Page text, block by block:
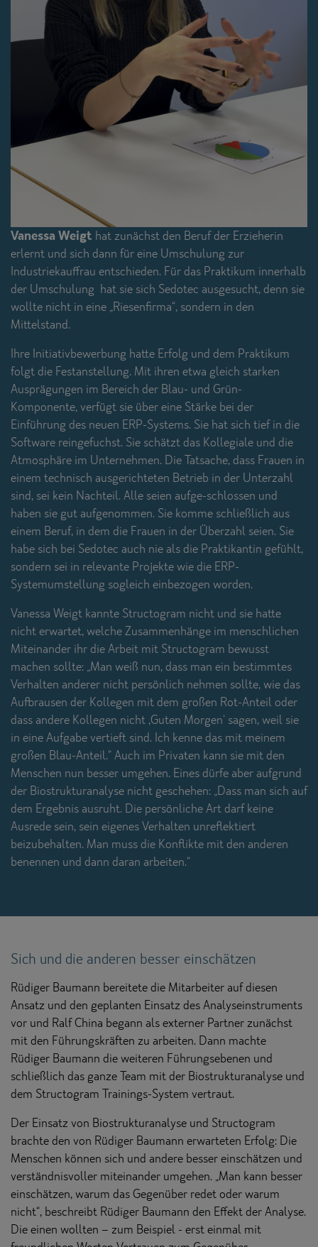
Vanessa Weigt hat zunächst den Beruf der Erzieherin
erlernt und sich dann für eine Umschulung zur
Industriekauffrau entschieden. Für das Praktikum innerhalb
der Umschulung hat sie sich Sedotec ausgesucht, denn sie
wollte nicht in eine „Riesenfirma“, sondern in den
Mittelstand.
Ihre Initiativbewerbung hatte Erfolg und dem Praktikum
folgt die Festanstellung. Mit ihren etwa gleich starken
Ausprägungen im Bereich der Blau- und Grün-
Komponente, verfügt sie über eine Stärke bei der
Einführung des neuen ERP-Systems. Sie hat sich tief in die
Software reingefuchst. Sie schätzt das Kollegiale und die
Atmosphäre im Unternehmen. Die Tatsache, dass Frauen in
einem technisch ausgerichteten Betrieb in der Unterzahl
sind, sei kein Nachteil. Alle seien aufge-schlossen und
haben sie gut aufgenommen. Sie komme schließlich aus
einem Beruf, in dem die Frauen in der Überzahl seien. Sie
habe sich bei Sedotec auch nie als die Praktikantin gefühlt,
sondern sei in relevante Projekte wie die ERP-
Systemumstellung sogleich einbezogen worden.
Vanessa Weigt kannte Structogram nicht und sie hatte
nicht erwartet, welche Zusammenhänge im menschlichen
Miteinander ihr die Arbeit mit Structogram bewusst
machen sollte: „Man weiß nun, dass man ein bestimmtes
Verhalten anderer nicht persönlich nehmen sollte, wie das
Aufbrausen der Kollegen mit dem großen Rot-Anteil oder
dass andere Kollegen nicht ,Guten Morgen‘ sagen, weil sie
in eine Aufgabe vertieft sind. Ich kenne das mit meinem
großen Blau-Anteil.“ Auch im Privaten kann sie mit den
Menschen nun besser umgehen. Eines dürfe aber aufgrund
der Biostrukturanalyse nicht geschehen: „Dass man sich auf
dem Ergebnis ausruht. Die persönliche Art darf keine
Ausrede sein, sein eigenes Verhalten unreflektiert
beizubehalten. Man muss die Konflikte mit den anderen
benennen und dann daran arbeiten.“
Sich und die anderen besser einschätzen
Rüdiger Baumann bereitete die Mitarbeiter auf diesen
Ansatz und den geplanten Einsatz des Analyseinstruments
vor und Ralf China begann als externer Partner zunächst
mit den Führungskräften zu arbeiten. Dann machte
Rüdiger Baumann die weiteren Führungsebenen und
schließlich das ganze Team mit der Biostrukturanalyse und
dem Structogram Trainings-System vertraut.
Der Einsatz von Biostrukturanalyse und Structogram
brachte den von Rüdiger Baumann erwarteten Erfolg: Die
Menschen können sich und andere besser einschätzen und
verständnisvoller miteinander umgehen. „Man kann besser
einschätzen, warum das Gegenüber redet oder warum
nicht“, beschreibt Rüdiger Baumann den Effekt der Analyse.
Die einen wollten – zum Beispiel - erst einmal mit